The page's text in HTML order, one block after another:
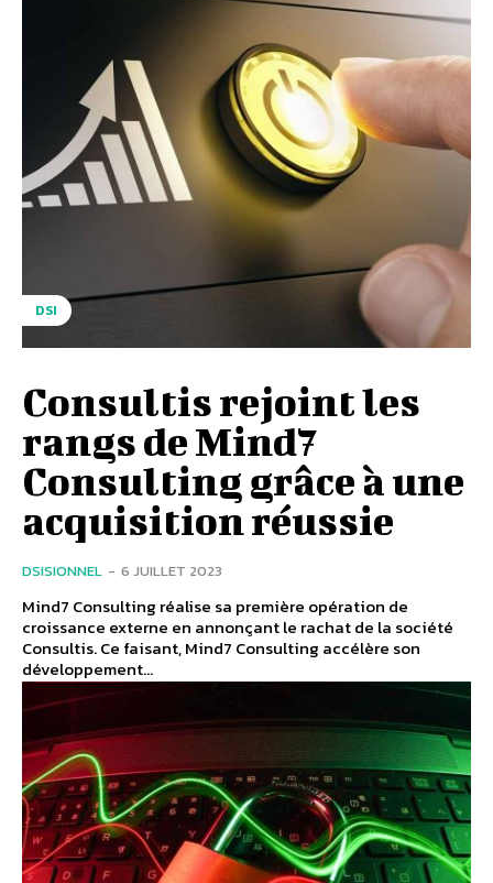
DSI
Consultis rejoint les
rangs de Mind7
Consulting grâce à une
acquisition réussie
DSISIONNEL - 6 JUILLET 2023
Mind7 Consulting réalise sa première opération de
croissance externe en annonçant le rachat de la société
Consultis. Ce faisant, Mind7 Consulting accélère son
développement...